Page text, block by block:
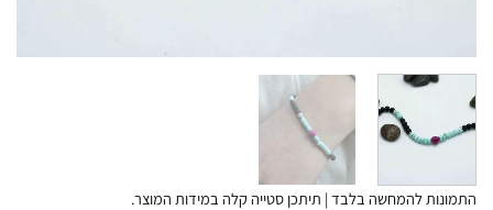
התמונות להמחשה בלבד | תיתכן סטייה קלה במידות המוצר.